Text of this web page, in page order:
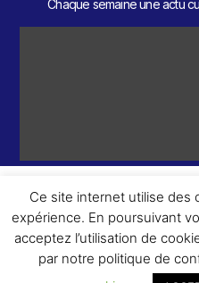
Chaque semaine une actu
© 2026 – 2 ème Round
Ce site internet utilise des
expérience. En poursuivant
acceptez l’utilisation de
par notre politique de